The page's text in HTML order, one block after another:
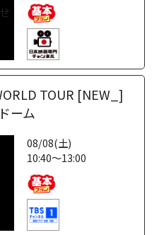
TOUR [NEW_]
ーム
08/08(土)
10:40～13:00